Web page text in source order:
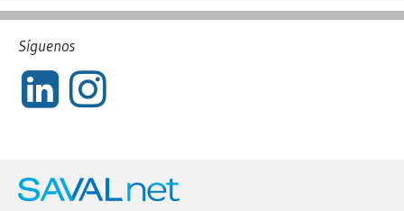
Síguenos